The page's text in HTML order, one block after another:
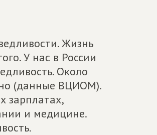
Жизнь
У нас в России
Около
(данные ВЦИОМ).
зарплатах,
и медицине.